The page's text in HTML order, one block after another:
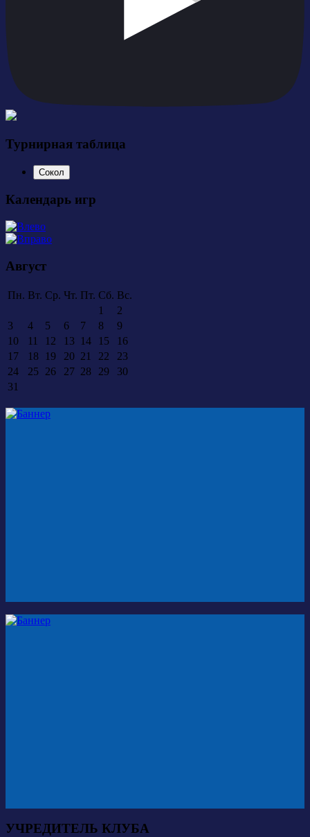
Турнирная таблица
Сокол
Календарь игр
Август
Пн. Вт. Ср. Чт. Пт. Сб. Вс.
1
2
3
4 5 6 7 8
9
10
11 12 13 14 15
16
17
18 19 20 21 22
23
24
25 26 27 28 29
30
31
УЧРЕДИТЕЛЬ КЛУБА